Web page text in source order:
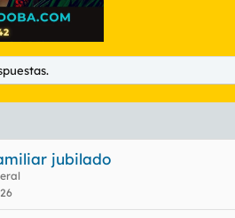
jubilado